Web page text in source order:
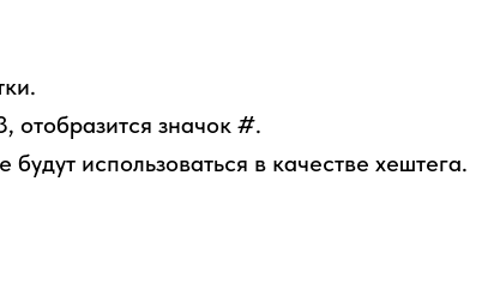
отобразится значок #.
использоваться в качестве хештега.